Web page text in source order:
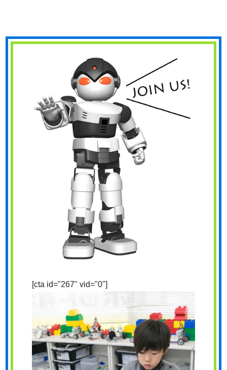
[cta id="267" vid="0"]